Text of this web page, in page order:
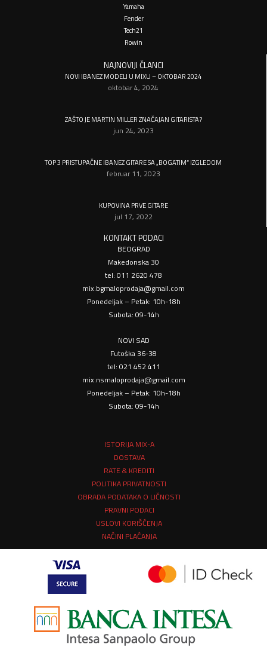
Yamaha
Fender
Tech21
Rowin
NAJNOVIJI ČLANCI
NOVI IBANEZ MODELI U MIXU – OKTOBAR 2024
oktobar 4, 2024
ZAŠTO JE MARTIN MILLER ZNAČAJAN GITARISTA?
jun 24, 2023
TOP 3 PRISTUPAČNE IBANEZ GITARE SA „BOGATIM“ IZGLEDOM
februar 11, 2023
KUPOVINA PRVE GITARE
jul 17, 2022
KONTAKT PODACI
BEOGRAD
Makedonska 30
tel: 011 2620 478
mix.bgmaloprodaja@gmail.com
Ponedeljak – Petak: 10h-18h
Subota: 09-14h
NOVI SAD
Futoška 36-38
tel: 021 452 411
mix.nsmaloprodaja@gmail.com
Ponedeljak – Petak: 10h-18h
Subota: 09-14h
ISTORIJA MIX-A
DOSTAVA
RATE & KREDITI
POLITIKA PRIVATNOSTI
OBRADA PODATAKA O LIČNOSTI
PRAVNI PODACI
USLOVI KORIŠĆENJA
NAČINI PLAĆANJA